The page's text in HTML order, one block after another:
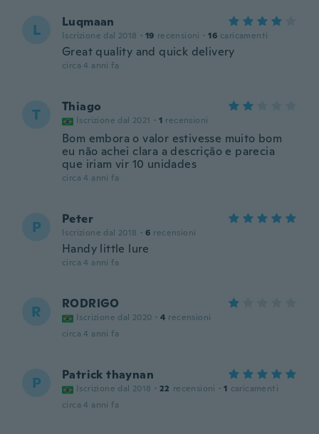
L Luqmaan
Iscrizione dal 2018 · 19 recensioni · 16 caricamenti
Great quality and quick delivery
circa 4 anni fa
T Thiago
Iscrizione dal 2021 · 1 recensioni
Bom embora o valor estivesse muito bom
eu não achei clara a descrição e parecia
que iriam vir 10 unidades
circa 4 anni fa
P Peter
Iscrizione dal 2018 · 6 recensioni
Handy little lure
circa 4 anni fa
R RODRIGO
Iscrizione dal 2020 · 4 recensioni
circa 4 anni fa
P Patrick thaynan
Iscrizione dal 2018 · 22 recensioni · 1 caricamenti
circa 4 anni fa